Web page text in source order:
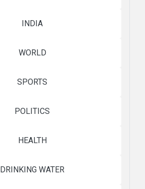
INDIA
WORLD
SPORTS
POLITICS
HEALTH
DRINKING WATER